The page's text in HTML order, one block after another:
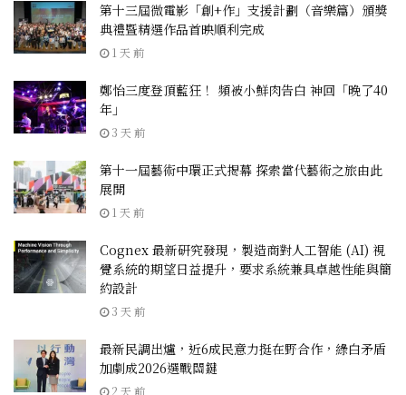
第十三屆微電影「創+作」支援計劃（音樂篇）頒獎
典禮暨精選作品首映順利完成
1 天 前
鄭怡三度登頂藍狂！ 頻被小鮮肉告白 神回「晚了40
年」
3 天 前
第十一屆藝術中環正式揭幕 探索當代藝術之旅由此
展開
1 天 前
Cognex 最新研究發現，製造商對人工智能 (AI) 視
覺系統的期望日益提升，要求系統兼具卓越性能與簡
約設計
3 天 前
最新民調出爐，近6成民意力挺在野合作，綠白矛盾
加劇成2026選戰關鍵
2 天 前